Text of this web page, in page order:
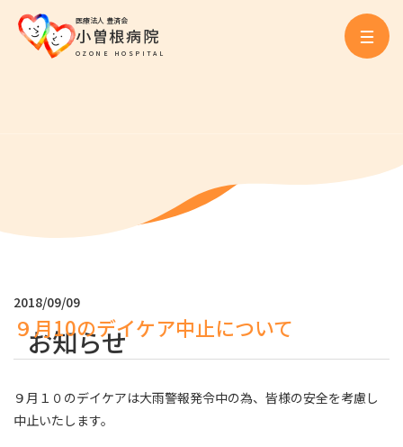
医療法人 豊済会
小曽根病院
OZONE HOSPITAL
お知らせ
2018/09/09
９月10のデイケア中止について
９月１０のデイケアは大雨警報発令中の為、皆様の安全を考慮し
中止いたします。